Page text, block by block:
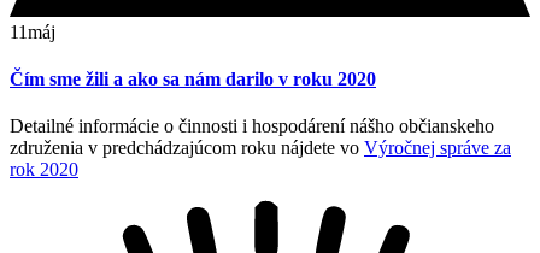
11máj
Čím sme žili a ako sa nám darilo v roku 2020
Detailné informácie o činnosti i hospodárení nášho občianskeho
združenia v predchádzajúcom roku nájdete vo Výročnej správe za
rok 2020